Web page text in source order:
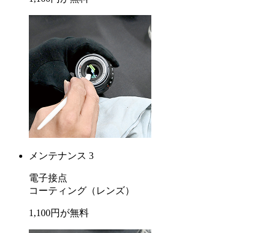
メンテナンス 3
電子接点
コーティング （レンズ）
1,100円が無料